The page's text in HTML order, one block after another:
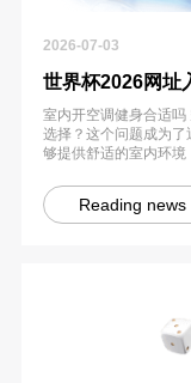
2026-07-03
世界杯2026网址
室内开空调健身合适
选择？这个问题成为
够提供舒适的室内环境
Reading news